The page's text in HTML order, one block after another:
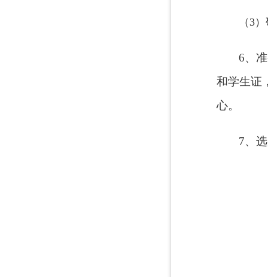
（3
6、
和学生证
心。
7、